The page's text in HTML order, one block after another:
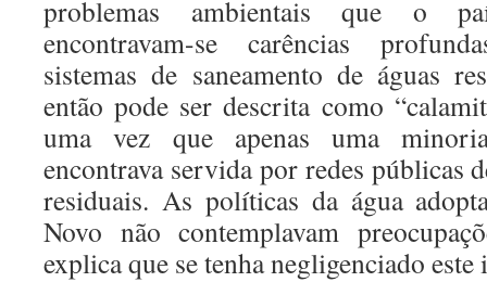
problemas ambientais que o
encontravam-se carências
sistemas de saneamento de águas
então pode ser descrita como
uma vez que apenas uma
encontrava servida por redes públicas
residuais. As políticas da água
Novo não contemplavam
explica que se tenha negligenciado